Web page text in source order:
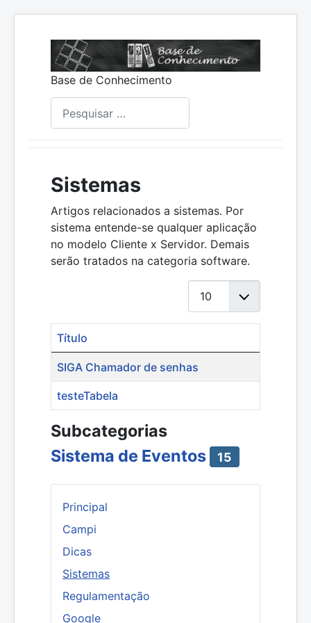
Base de Conhecimento
Principal
Campi
Dicas
Sistemas
Regulamentação
Google
Sistemas
Artigos relacionados a sistemas. Por
sistema entende-se qualquer aplicação
no modelo Cliente x Servidor. Demais
serão tratados na categoria software.
Artigos
Título
SIGA Chamador de senhas
testeTabela
Subcategorias
Sistema de Eventos
15